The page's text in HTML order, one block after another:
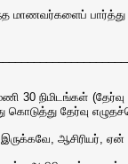
மாணவர்களைப்
30 நிமிடங்கள்
கொடுத்து தேர்வு
ஆசிரியர்,